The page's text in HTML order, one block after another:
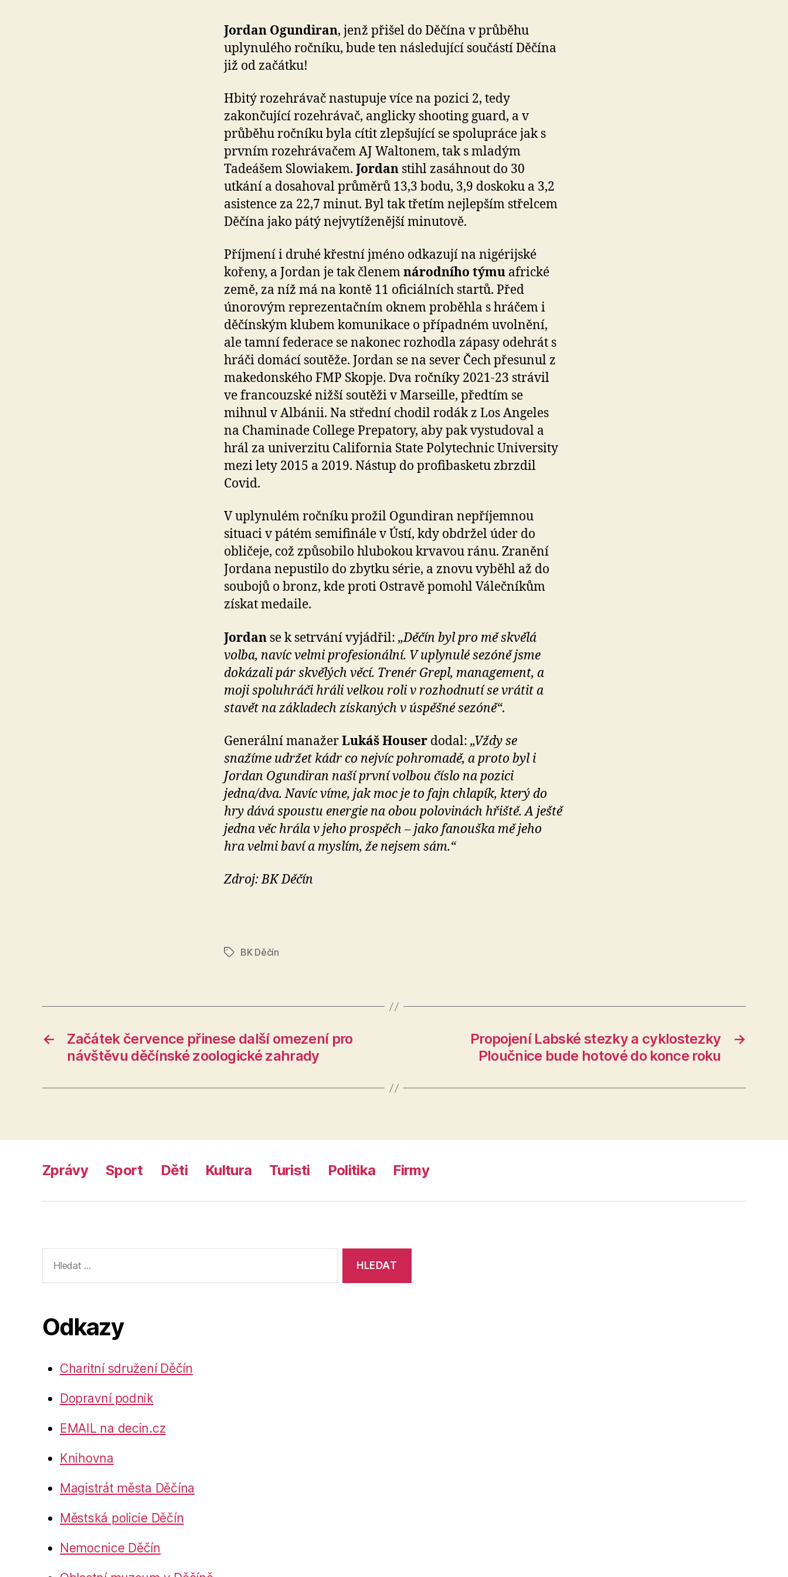
Jordan Ogundiran, jenž přišel do Děčína v průběhu
uplynulého ročníku, bude ten následující součástí Děčína
již od začátku!
Hbitý rozehrávač nastupuje více na pozici 2, tedy
zakončující rozehrávač, anglicky shooting guard, a v
průběhu ročníku byla cítit zlepšující se spolupráce jak s
prvním rozehrávačem AJ Waltonem, tak s mladým
Tadeášem Slowiakem. Jordan stihl zasáhnout do 30
utkání a dosahoval průměrů 13,3 bodu, 3,9 doskoku a 3,2
asistence za 22,7 minut. Byl tak třetím nejlepším střelcem
Děčína jako pátý nejvytíženější minutově.
Příjmení i druhé křestní jméno odkazují na nigérijské
kořeny, a Jordan je tak členemnárodního týmu africké
země, za níž má na kontě 11 oficiálních startů. Před
únorovým reprezentačním oknem proběhla s hráčem i
děčínským klubem komunikace o případném uvolnění,
ale tamní federace se nakonec rozhodla zápasy odehrát s
hráči domácí soutěže. Jordan se na sever Čech přesunul z
makedonského FMP Skopje. Dva ročníky 2021-23 strávil
ve francouzské nižší soutěži v Marseille, předtím se
mihnul v Albánii. Na střední chodil rodák z Los Angeles
na Chaminade College Prepatory, aby pak vystudoval a
hrál za univerzitu California State Polytechnic University
mezi lety 2015 a 2019. Nástup do profibasketu zbrzdil
Covid.
V uplynulém ročníku prožil Ogundiran nepříjemnou
situaci v pátém semifinále v Ústí, kdy obdržel úder do
obličeje, což způsobilo hlubokou krvavou ránu. Zranění
Jordana nepustilo do zbytku série, a znovu vyběhl až do
soubojů o bronz, kde proti Ostravě pomohl Válečníkům
získat medaile.
Jordan se k setrvání vyjádřil: „Děčín byl pro mě skvělá
volba, navíc velmi profesionální. V uplynulé sezóně jsme
dokázali pár skvělých věcí. Trenér Grepl, management, a
moji spoluhráči hráli velkou roli v rozhodnutí se vrátit a
stavět na základech získaných v úspěšné sezóně“.
Generální manažerLukáš Houser dodal: „Vždy se
snažíme udržet kádr co nejvíc pohromadě, a proto byl i
Jordan Ogundiran naší první volbou číslo na pozici
jedna/dva. Navíc víme, jak moc je to fajn chlapík, který do
hry dává spoustu energie na obou polovinách hřiště. A ještě
jedna věc hrála v jeho prospěch – jako fanouška mě jeho
hra velmi baví a myslím, že nejsem sám.“
Zdroj: BK Děčín
ŠtítkyBK Děčín
←
Začátek července přinese další omezení pro
návštěvu děčínské zoologické zahrady
→
Propojení Labské stezky a cyklostezky
Ploučnice bude hotové do konce roku
Zprávy Sport Děti Kultura Turisti Politika Firmy
vyhledávání:
Odkazy
Charitní sdružení Děčín
Dopravní podnik
EMAIL na decin.cz
Knihovna
Magistrát města Děčína
Městská policie Děčín
Nemocnice Děčín